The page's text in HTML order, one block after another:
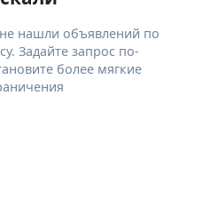
нашли объявлений по
Задайте запрос по-
более мягкие